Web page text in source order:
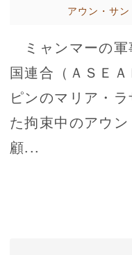
アウン・サ
ミャンマーの軍
国連合（ＡＳＥ
ピンのマリア・
た拘束中のアウ
顧...